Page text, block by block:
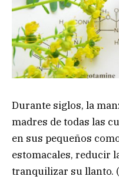
Durante siglos, la
madres de todas las
en sus pequeños
estomacales, reducir
tranquilizar su llanto. (